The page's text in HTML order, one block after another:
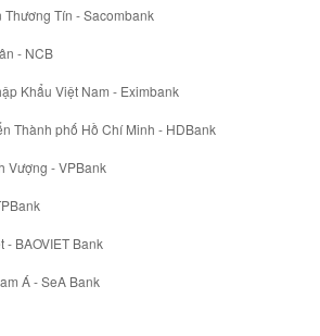
Tín - Sacombank
- NCB
Khẩu Việt Nam - Eximbank
Thành phố Hồ Chí Minh - HDBank
Vượng - VPBank
- BAOVIET Bank
Á - SeA Bank